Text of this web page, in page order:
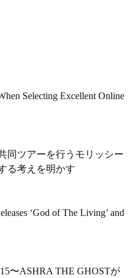
Selecting Excellent Online
同ツアーを行うモリッシー
る考えを明かす
‘God of The Living’ and
〜ASHRA THE GHOSTが